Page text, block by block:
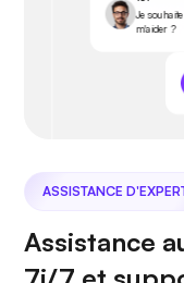
Je
m'aider ?
ASSISTANCE
Assistance